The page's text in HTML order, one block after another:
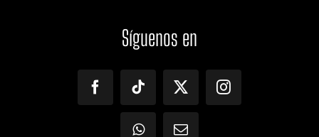
Síguenos en